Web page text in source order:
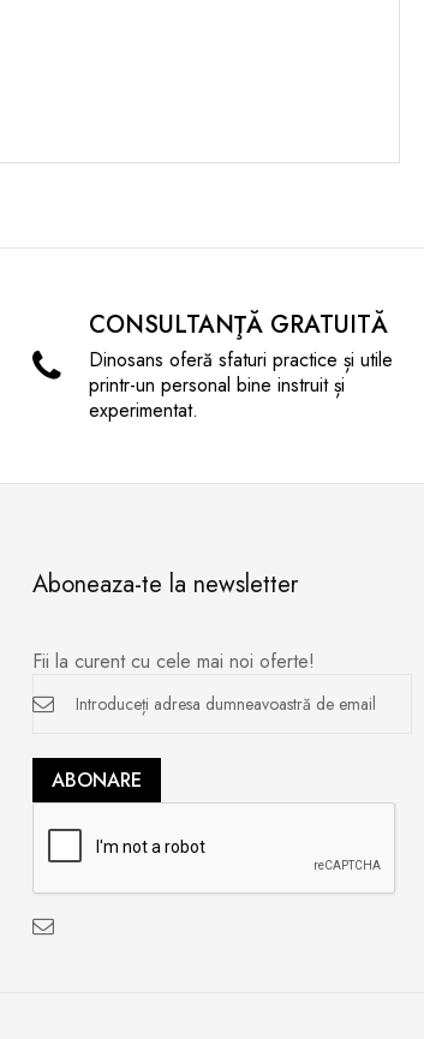
CONSULTANŢĂ GRATUITĂ
Dinosans oferă sfaturi practice și utile
printr-un personal bine instruit și
experimentat.
Aboneaza-te la newsletter
Fii la curent cu cele mai noi oferte!
vă
ABONARE